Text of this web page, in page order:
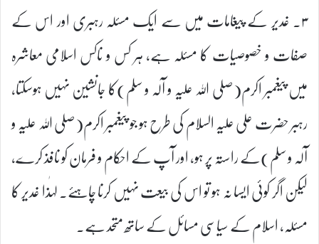
۳۔ غدیر کے پیغامات میں سے ایک مسئلہ رہبری اور اس کے
صفات و خصوصیات کا مسئلہ ہے، ہر کس و ناکس اسلامی معاشرہ
میں پیغمبر اکرم(صلی اللہ علیہ و آلہ و سلم)کا جانشین نہیں ہوسکتا،
رہبر حضرت علی علیہ السلام کی طرح ہو جو پیغمبر اکرم(صلی اللہ علیہ و
آلہ و سلم)کے راستہ پر ہو، اور آپ کے احکام و فرمان کو نافذ کرے،
لیکن اگر کوئی ایسا نہ ہو تو اس کی بیعت نہیں کرنا چاہئے۔ لہٰذا غدیر کا
مسئلہ، اسلام کے سیاسی مسائل کے ساتھ متحد ہے۔